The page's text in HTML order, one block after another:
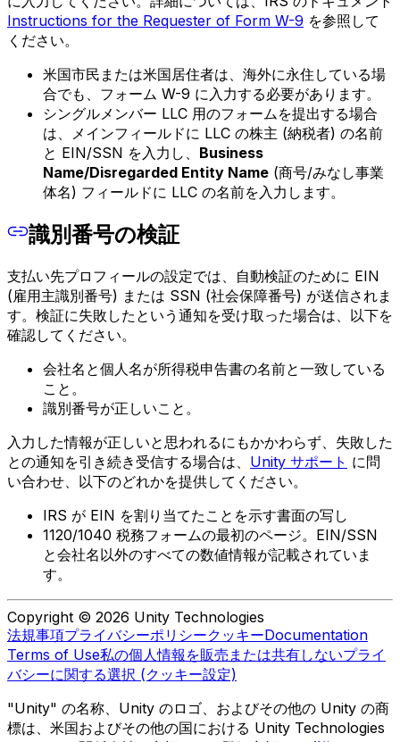
Instructions for the Requester of Form W-9 を参照して
ください。
米国市民または米国居住者は、海外に永住している場
合でも、フォーム W-9 に入力する必要があります。
シングルメンバー LLC 用のフォームを提出する場合
は、メインフィールドに LLC の株主 (納税者) の名前
と EIN/SSN を入力し、 Business
Name/Disregarded Entity Name (商号/みなし事業
体名) フィールドに LLC の名前を入力します。
識別番号の検証
支払い先プロフィールの設定では、自動検証のために EIN
(雇用主識別番号) または SSN (社会保障番号) が送信されま
す。検証に失敗したという通知を受け取った場合は、以下を
確認してください。
会社名と個人名が所得税申告書の名前と一致している
こと。
識別番号が正しいこと。
入力した情報が正しいと思われるにもかかわらず、失敗した
との通知を引き続き受信する場合は、 Unity サポート に問
い合わせ、以下のどれかを提供してください。
IRS が EIN を割り当てたことを示す書面の写し
1120/1040 税務フォームの最初のページ。EIN/SSN
と会社名以外のすべての数値情報が記載されていま
す。
Copyright © 2026 Unity Technologies
法規事項プライバシーポリシークッキーDocumentation
Terms of Use私の個人情報を販売または共有しないプライ
バシーに関する選択 (クッキー設定)
"Unity" の名称、Unity のロゴ、およびその他の Unity の商
標は、米国およびその他の国における Unity Technologies